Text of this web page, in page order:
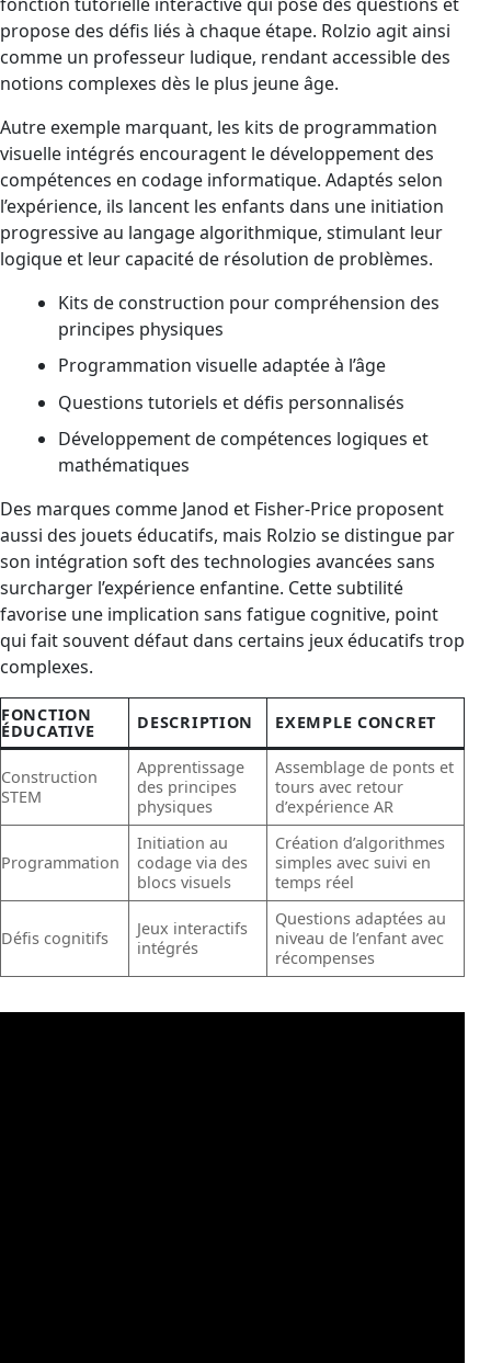
propose des défis liés à chaque étape. Rolzio agit ainsi
comme un professeur ludique, rendant accessible des
notions complexes dès le plus jeune âge.
Autre exemple marquant, les kits de programmation
visuelle intégrés encouragent le développement des
compétences en codage informatique. Adaptés selon
l’expérience, ils lancent les enfants dans une initiation
progressive au langage algorithmique, stimulant leur
logique et leur capacité de résolution de problèmes.
Kits de construction pour compréhension des
principes physiques
Programmation visuelle adaptée à l’âge
Questions tutoriels et défis personnalisés
Développement de compétences logiques et
mathématiques
Des marques comme Janod et Fisher-Price proposent
aussi des jouets éducatifs, mais Rolzio se distingue par
son intégration soft des technologies avancées sans
surcharger l’expérience enfantine. Cette subtilité
favorise une implication sans fatigue cognitive, point
qui fait souvent défaut dans certains jeux éducatifs trop
complexes.
FONCTION
ÉDUCATIVE DESCRIPTION EXEMPLE CONCRET
Construction
STEM
Apprentissage
des principes
physiques
Assemblage de ponts et
tours avec retour
d’expérience AR
Programmation
Initiation au
codage via des
blocs visuels
Création d’algorithmes
simples avec suivi en
temps réel
Défis cognitifs
Jeux interactifs
intégrés
Questions adaptées au
niveau de l’enfant avec
récompenses